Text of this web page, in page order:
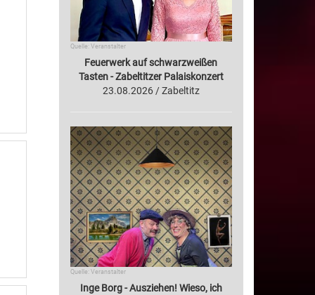
Quelle: Veranstalter
Feuerwerk auf schwarzweißen
Tasten - Zabeltitzer Palaiskonzert
23.08.2026 / Zabeltitz
Quelle: Veranstalter
Inge Borg - Ausziehen! Wieso, ich